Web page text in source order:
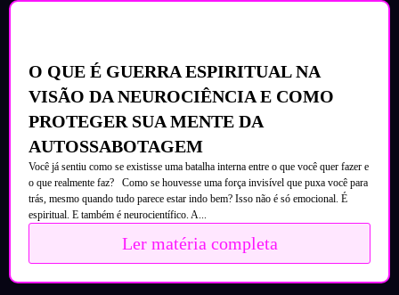
O QUE É GUERRA ESPIRITUAL NA
VISÃO DA NEUROCIÊNCIA E COMO
PROTEGER SUA MENTE DA
AUTOSSABOTAGEM
Você já sentiu como se existisse uma batalha interna entre o que você quer fazer e
o que realmente faz? Como se houvesse uma força invisível que puxa você para
trás, mesmo quando tudo parece estar indo bem? Isso não é só emocional. É
espiritual. E também é neurocientífico. A...
Ler matéria completa